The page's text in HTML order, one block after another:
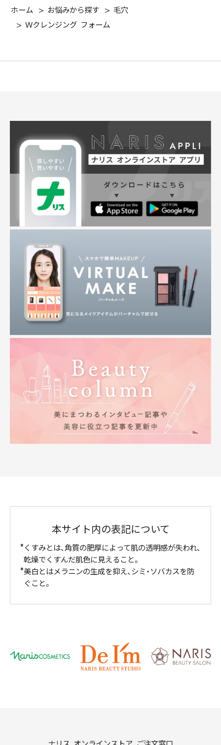
ホーム > お悩みから探す >毛穴
>Ｗクレンジング フォーム
本サイト内の表記について
くすみとは、角質の肥厚によって肌の透明感が失われ、
乾燥でくすんだ肌色に見えること。
美白とはメラニンの生成を抑え、シミ・ソバカスを防
ぐこと。